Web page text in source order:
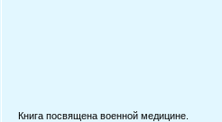
Книга посвящена военной медицине.